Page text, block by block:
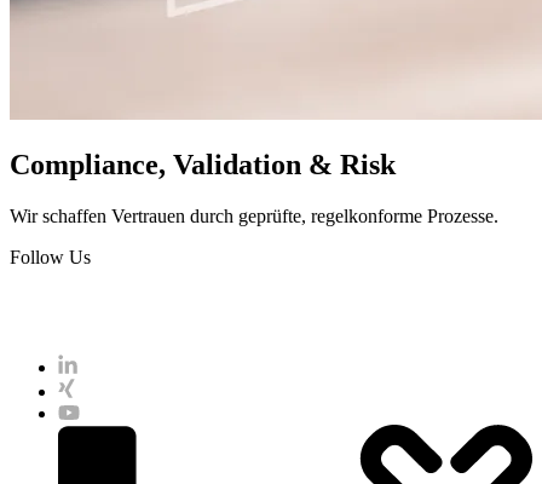
Compliance, Validation & Risk
Wir schaffen Vertrauen durch geprüfte, regelkonforme Prozesse.
Follow Us